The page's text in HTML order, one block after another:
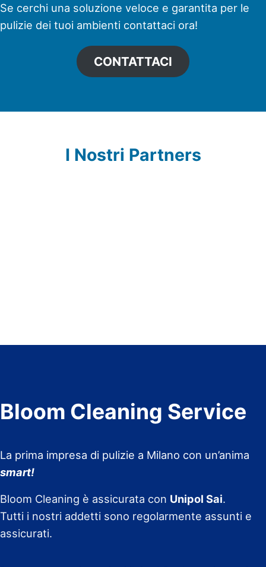
Se cerchi una soluzione veloce e garantita per le
pulizie dei tuoi ambienti contattaci ora!
CONTATTACI
I Nostri Partners
Bloom Cleaning Service
La prima impresa di pulizie a Milano con un’anima
smart!
Bloom Cleaning è assicurata con Unipol Sai.
Tutti i nostri addetti sono regolarmente assunti e
assicurati.